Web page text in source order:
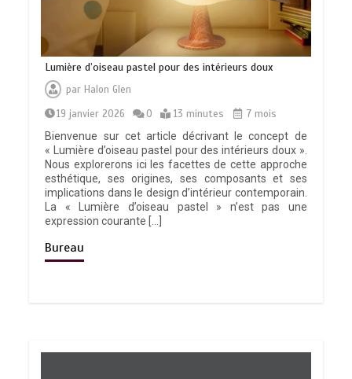
Lumière d’oiseau pastel pour des intérieurs doux
par Halon Glen
19 janvier 2026
0 13 minutes
7 mois
Bienvenue sur cet article décrivant le concept de
« Lumière d’oiseau pastel pour des intérieurs doux ».
Nous explorerons ici les facettes de cette approche
esthétique, ses origines, ses composants et ses
implications dans le design d’intérieur contemporain.
La « Lumière d’oiseau pastel » n’est pas une
expression courante […]
Bureau